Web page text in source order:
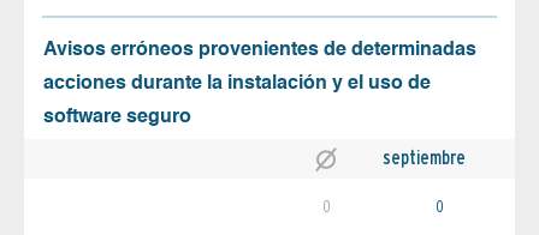
Avisos erróneos provenientes de determinadas
acciones durante la instalación y el uso de
software seguro
septiembre
0 0